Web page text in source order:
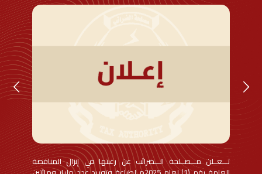
تـــعــلن مـــصــلحة الـــضرائب عن رغبتها في إنزال المناقصة